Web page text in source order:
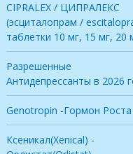
Флуоксетин(Fluoxetine)
CIPRALEX / ЦИПРАЛЕКС
(эсциталопрам /
таблетки 10 мг, 15 мг, 20
Разрешенные
Антидепрессанты в 2026
Genotropin -Гормон Роста